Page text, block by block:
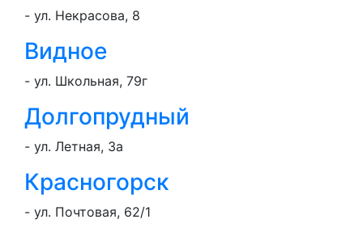
- ул. Некрасова, 8
Видное
- ул. Школьная, 79г
Долгопрудный
- ул. Летная, 3а
Красногорск
- ул. Почтовая, 62/1